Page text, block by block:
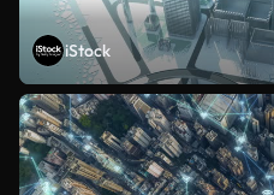
iStock